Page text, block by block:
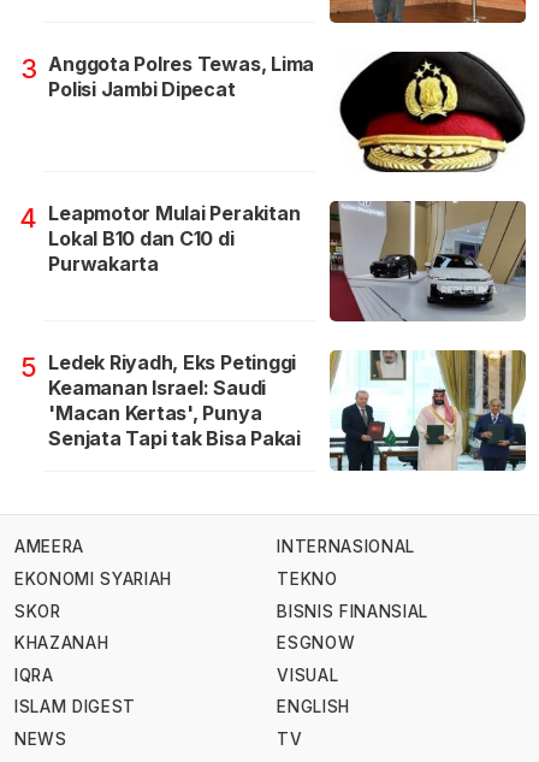
3 Anggota Polres Tewas, Lima
Polisi Jambi Dipecat
4 Leapmotor Mulai Perakitan
Lokal B10 dan C10 di
Purwakarta
5 Ledek Riyadh, Eks Petinggi
Keamanan Israel: Saudi
'Macan Kertas', Punya
Senjata Tapi tak Bisa Pakai
AMEERA
EKONOMI SYARIAH
SKOR
KHAZANAH
IQRA
ISLAM DIGEST
NEWS
INTERNASIONAL
TEKNO
BISNIS FINANSIAL
ESGNOW
VISUAL
ENGLISH
TV